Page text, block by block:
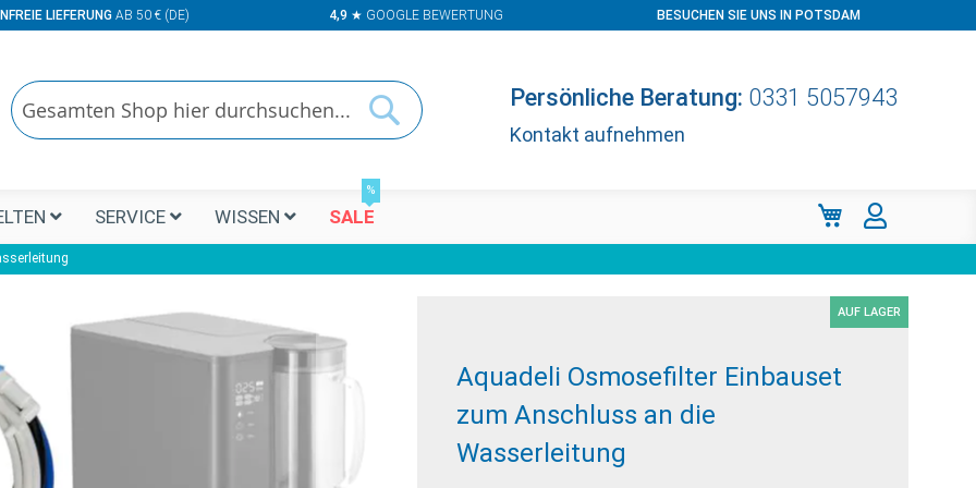
LIEFERUNGAB 50 € (DE) 4,9 ★ GOOGLE BEWERTUNG BESUCHEN SIE UNS IN POTSDAM
Suchen
Persönliche Beratung: 0331 5057943
Kontakt aufnehmen
SERVICE WISSEN SALE
%
Mein Warenkorb
AUF LAGER
Aquadeli Osmosefilter Einbauset
zum Anschluss an die
Wasserleitung